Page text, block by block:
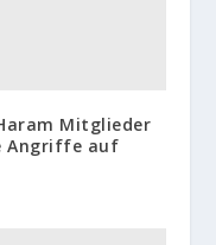
Mitglieder
Angriffe auf